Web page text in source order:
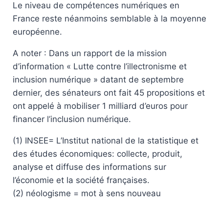
Le niveau de compétences numériques en
France reste néanmoins semblable à la moyenne
européenne.
A noter : Dans un rapport de la mission
d’information « Lutte contre l’illectronisme et
inclusion numérique » datant de septembre
dernier, des sénateurs ont fait 45 propositions et
ont appelé à mobiliser 1 milliard d’euros pour
financer l’inclusion numérique.
(1) INSEE= L’Institut national de la statistique et
des études économiques: collecte, produit,
analyse et diffuse des informations sur
l’économie et la société françaises.
(2) néologisme = mot à sens nouveau